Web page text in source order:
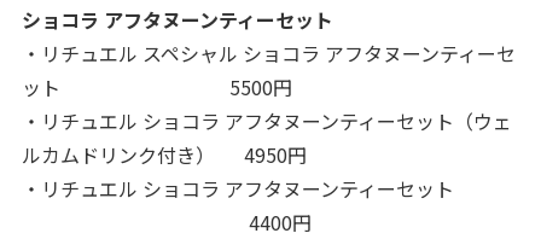
ショコラ アフタヌーンティーセット
・リチュエル スペシャル ショコラ アフタヌーンティーセ
ット 5500円
・リチュエル ショコラ アフタヌーンティーセット（ウェ
ルカムドリンク付き） 4950円
・リチュエル ショコラ アフタヌーンティーセット
4400円